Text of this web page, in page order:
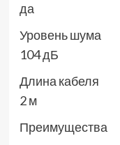
да
Уровень шума
104 дБ
Длина кабеля
2 м
Преимущества